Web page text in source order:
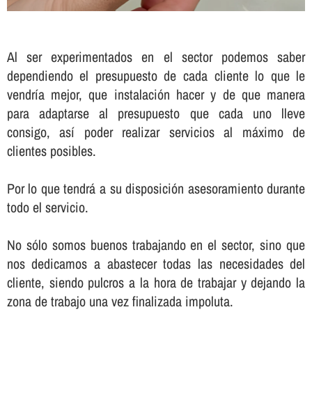
Al ser experimentados en el sector podemos saber
dependiendo el presupuesto de cada cliente lo que le
vendrí­a mejor, que instalación hacer y de que manera
para adaptarse al presupuesto que cada uno lleve
consigo, así­ poder realizar servicios al máximo de
clientes posibles.
Por lo que tendrá a su disposición asesoramiento durante
todo el servicio.
No sólo somos buenos trabajando en el sector, sino que
nos dedicamos a abastecer todas las necesidades del
cliente, siendo pulcros a la hora de trabajar y dejando la
zona de trabajo una vez finalizada impoluta.